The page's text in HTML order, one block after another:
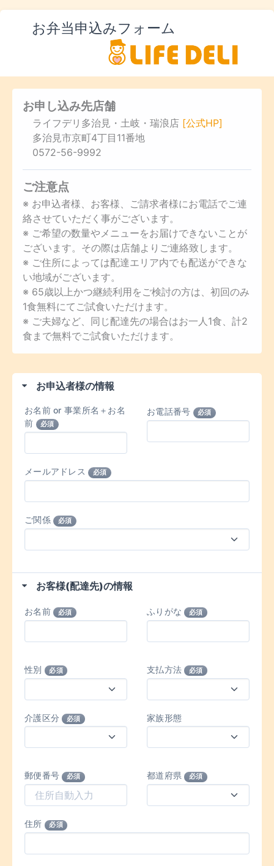
お弁当申込みフォーム
お申し込み先店舗
ライフデリ多治見・土岐・瑞浪店 [公式HP]
多治見市京町4丁目11番地
0572-56-9992
ご注意点
※ お申込者様、お客様、ご請求者様にお電話でご連
絡させていただく事がございます。
※ ご希望の数量やメニューをお届けできないことが
ございます。その際は店舗よりご連絡致します。
※ ご住所によっては配達エリア内でも配送ができな
い地域がございます。
※ 65歳以上かつ継続利用をご検討の方は、初回のみ
1食無料にてご試食いただけます。
※ ご夫婦など、同じ配達先の場合はお一人1食、計2
食まで無料でご試食いただけます。
お申込者様の情報
お名前 or 事業所名＋お名
前
必須
お電話番号 必須
メールアドレス 必須
ご関係 必須
お客様(配達先)の情報
お名前 必須 ふりがな 必須
性別 必須 支払方法 必須
介護区分 必須 家族形態
郵便番号 必須 都道府県 必須
住所 必須